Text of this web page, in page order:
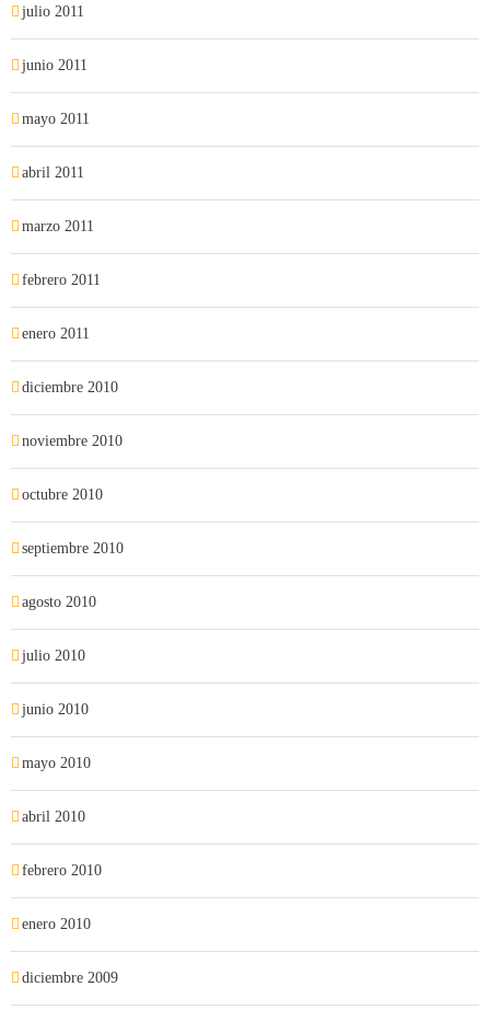
julio 2011
junio 2011
mayo 2011
abril 2011
marzo 2011
febrero 2011
enero 2011
diciembre 2010
noviembre 2010
octubre 2010
septiembre 2010
agosto 2010
julio 2010
junio 2010
mayo 2010
abril 2010
febrero 2010
enero 2010
diciembre 2009